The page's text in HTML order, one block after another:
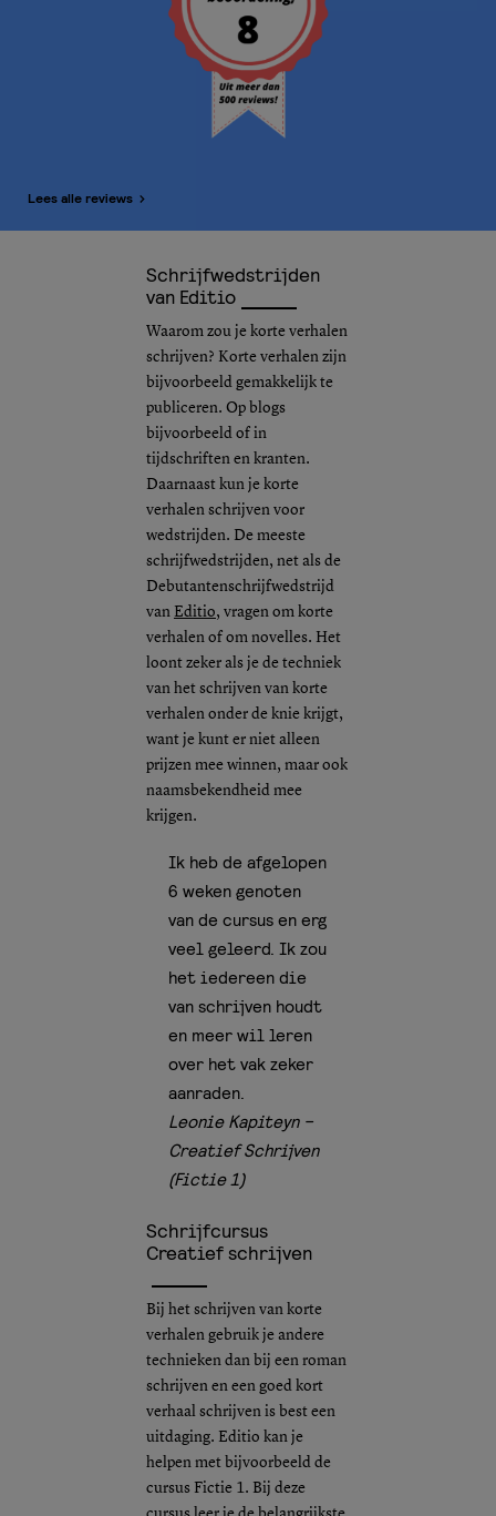
Lees alle reviews
Schrijfwedstrijden
van Editio
Waarom zou je korte verhalen
schrijven? Korte verhalen zijn
bijvoorbeeld gemakkelijk te
publiceren. Op blogs
bijvoorbeeld of in
tijdschriften en kranten.
Daarnaast kun je korte
verhalen schrijven voor
wedstrijden. De meeste
schrijfwedstrijden, net als de
Debutantenschrijfwedstrijd
van Editio, vragen om korte
verhalen of om novelles. Het
loont zeker als je de techniek
van het schrijven van korte
verhalen onder de knie krijgt,
want je kunt er niet alleen
prijzen mee winnen, maar ook
naamsbekendheid mee
krijgen.
Ik heb de afgelopen
6 weken genoten
van de cursus en erg
veel geleerd. Ik zou
het iedereen die
van schrijven houdt
en meer wil leren
over het vak zeker
aanraden.
Leonie Kapiteyn –
Creatief Schrijven
(Fictie 1)
Schrijfcursus
Creatief schrijven
Bij het schrijven van korte
verhalen gebruik je andere
technieken dan bij een roman
schrijven en een goed kort
verhaal schrijven is best een
uitdaging. Editio kan je
helpen met bijvoorbeeld de
cursus Fictie 1. Bij deze